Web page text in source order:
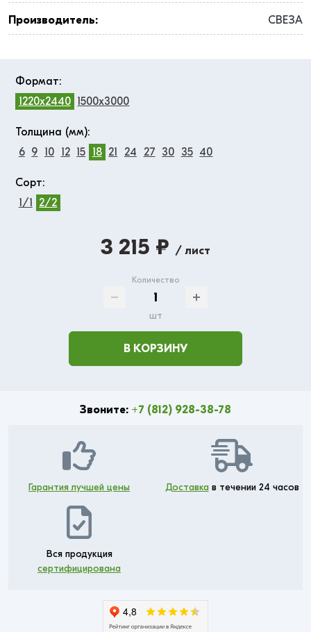
Производитель: СВЕЗА
Формат:
1220x2440 1500x3000
Толщина (мм):
6 9 10 12 15 18 21 24 27 30 35 40
Сорт:
1/1
2/2
3 215 ₽ / лист
Количество
шт
В КОРЗИНУ
Звоните: +7 (812) 928-38-78
Гарантия лучшей цены Доставкав течении 24 часов
Вся продукция
сертифицирована